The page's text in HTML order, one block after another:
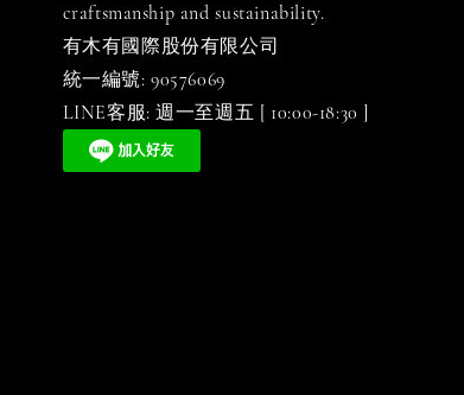
craftsmanship and sustainability.
有木有國際股份有限公司
統一編號: 90576069
LINE客服: 週一至週五 [ 10:00-18:30 ]